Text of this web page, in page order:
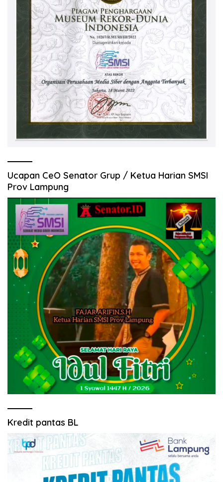
Ucapan CeO Senator Grup / Ketua Harian SMSI
Prov Lampung
Kredit pantas BL